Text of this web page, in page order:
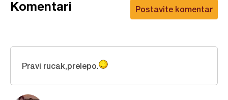
Postavite komentar
Komentari
Pravi rucak,prelepo.